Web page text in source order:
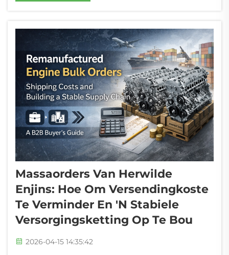
Eenmaal wanneer die inkopingsproses egter
Hoe lank gaan dit werklik neem om 'n...
Massaorders Van Herwilde
Enjins: Hoe Om Versendingkoste
Te Verminder En 'n Stabiele
Versorgingsketting Op Te Bou
2026-04-15 14:35:42